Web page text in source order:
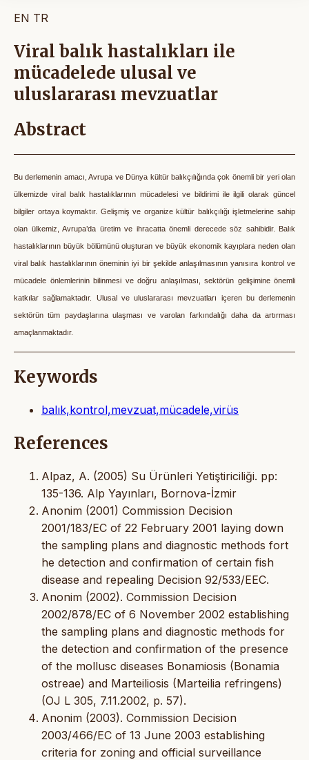
EN TR
Viral balık hastalıkları ile
mücadelede ulusal ve
uluslararası mevzuatlar
Abstract
Bu derlemenin amacı, Avrupa ve Dünya kültür balıkçılığında çok önemli bir yeri olan
ülkemizde viral balık hastalıklarının mücadelesi ve bildirimi ile ilgili olarak güncel
bilgiler ortaya koymaktır. Gelişmiş ve organize kültür balıkçılığı işletmelerine sahip
olan ülkemiz, Avrupa’da üretim ve ihracatta önemli derecede söz sahibidir. Balık
hastalıklarının büyük bölümünü oluşturan ve büyük ekonomik kayıplara neden olan
viral balık hastalıklarının öneminin iyi bir şekilde anlaşılmasının yanısıra kontrol ve
mücadele önlemlerinin bilinmesi ve doğru anlaşılması, sektörün gelişimine önemli
katkılar sağlamaktadır. Ulusal ve uluslararası mevzuatları içeren bu derlemenin
sektörün tüm paydaşlarına ulaşması ve varolan farkındalığı daha da artırması
amaçlanmaktadır.
Keywords
balık,kontrol,mevzuat,mücadele,virüs
References
Alpaz, A. (2005) Su Ürünleri Yetiştiriciliği. pp:
135-136. Alp Yayınları, Bornova-İzmir
Anonim (2001) Commission Decision
2001/183/EC of 22 February 2001 laying down
the sampling plans and diagnostic methods fort
he detection and confirmation of certain fish
disease and repealing Decision 92/533/EEC.
Anonim (2002). Commission Decision
2002/878/EC of 6 November 2002 establishing
the sampling plans and diagnostic methods for
the detection and confirmation of the presence
of the mollusc diseases Bonamiosis (Bonamia
ostreae) and Marteiliosis (Marteilia refringens)
(OJ L 305, 7.11.2002, p. 57).
Anonim (2003). Commission Decision
2003/466/EC of 13 June 2003 establishing
criteria for zoning and official surveillance